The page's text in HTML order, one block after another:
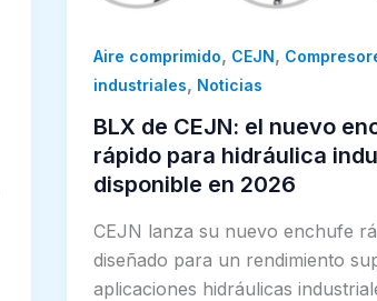
Aire comprimido, CEJN,
industriales, Noticias
BLX de CEJN: el nuevo
rápido para hidráulica
disponible en 2026
CEJN lanza su nuevo enchufe
diseñado para un rendimiento
aplicaciones hidráulicas